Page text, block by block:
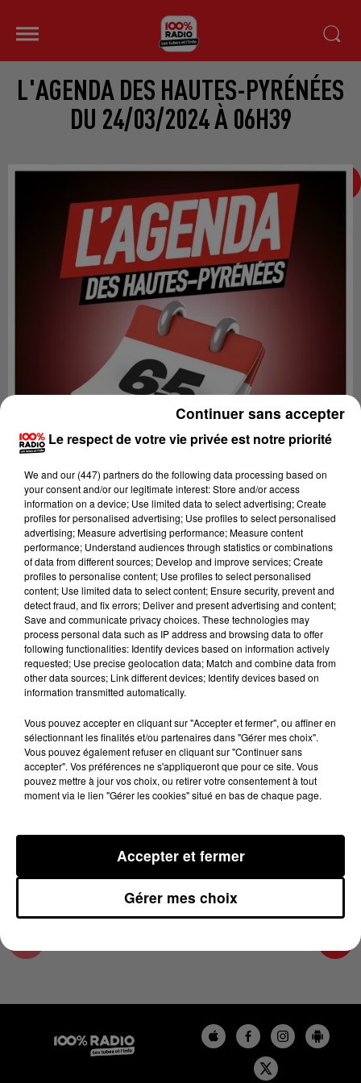
L'AGENDA DES HAUTES-PYRÉNÉES
DU 24/03/2024 À 06H39
Lecture (1 min 13 sec)
100%
100% Radio l'agenda des Hautes-Pyrénées
24 mars 2024 - 1 min 13 sec
L'AGENDA DES HAUTES-PYRÉNÉES DU
24/03/2024 À 06H39
L'agenda des Hautes-Pyrénées
Le respect de votre vie privée est notre priorité
We and our (447) partnersdo the following data processing based on
your consent and/or our legitimate interest: Store and/or access
information on a device; Use limited data to select advertising; Create
profiles for personalised advertising; Use profiles to select personalised
advertising; Measure advertising performance; Measure content
performance; Understand audiences through statistics or combinations
of data from different sources; Develop and improve services; Create
profiles to personalise content; Use profiles to select personalised
content; Use limited data to select content; Ensure security, prevent and
detect fraud, and fix errors; Deliver and present advertising and content;
Save and communicate privacy choices. These technologies may
process personal data such as IP address and browsing data to offer
following functionalities: Identify devices based on information actively
requested; Use precise geolocation data; Match and combine data from
other data sources; Link different devices; Identify devices based on
information transmitted automatically.
Vous pouvez accepter en cliquant sur "Accepter et fermer", ou affiner en
sélectionnant les finalités et/ou partenaires dans "Gérer mes choix".
Vous pouvez également refuser en cliquant sur "Continuer sans
accepter". Vos préférences ne s'appliqueront que pour ce site. Vous
pouvez mettre à jour vos choix, ou retirer votre consentement à tout
moment via le lien "Gérer les cookies" situé en bas de chaque page.
Gérer mes choix
Accepter et fermer
Continuer sans accepter